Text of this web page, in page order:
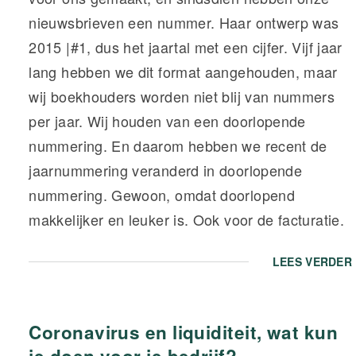
nieuwsbrieven een nummer. Haar ontwerp was
2015 |#1, dus het jaartal met een cijfer. Vijf jaar
lang hebben we dit format aangehouden, maar
wij boekhouders worden niet blij van nummers
per jaar. Wij houden van een doorlopende
nummering. En daarom hebben we recent de
jaarnummering veranderd in doorlopende
nummering. Gewoon, omdat doorlopend
makkelijker en leuker is. Ook voor de facturatie.
LEES VERDER
Coronavirus en liquiditeit, wat kun